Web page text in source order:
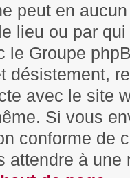
peut en
lieu ou par
le Groupe
désistement,
avec le site
Si vous
conforme de
attendre à